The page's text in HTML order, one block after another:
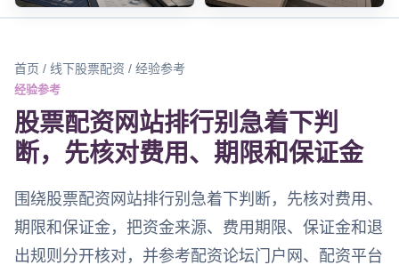
首页 / 线下股票配资 / 经验参考
经验参考
股票配资网站排行别急着下判
断，先核对费用、期限和保证金
围绕股票配资网站排行别急着下判断，先核对费用、
期限和保证金，把资金来源、费用期限、保证金和退
出规则分开核对，并参考配资论坛门户网、配资平台